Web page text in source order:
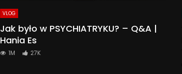
VLOG
Jak było w PSYCHIATRYKU? – Q&A |
Hania Es
1M 27K